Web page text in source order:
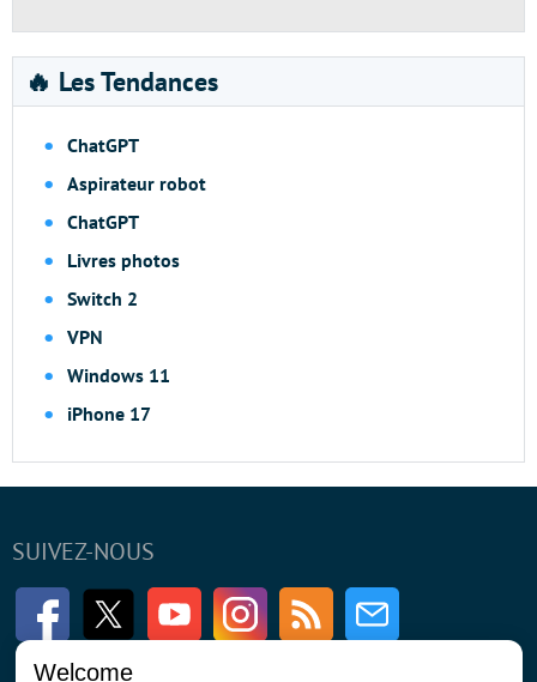
🔥 Les Tendances
ChatGPT
Aspirateur robot
ChatGPT
Livres photos
Switch 2
VPN
Windows 11
iPhone 17
SUIVEZ-NOUS
FacebookTwitter Youtube InstagramRSS Newsletter
Welcome